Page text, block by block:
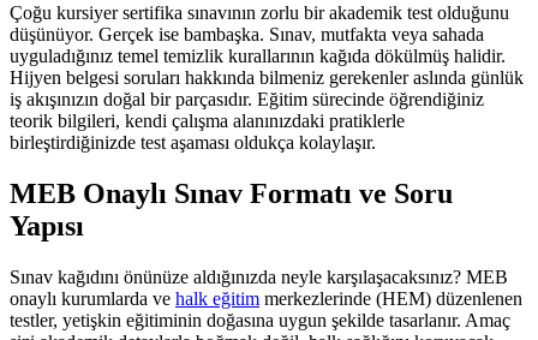
Çoğu kursiyer sertifika sınavının zorlu bir akademik test olduğunu
düşünüyor. Gerçek ise bambaşka. Sınav, mutfakta veya sahada
uyguladığınız temel temizlik kurallarının kağıda dökülmüş halidir.
Hijyen belgesi soruları hakkında bilmeniz gerekenler aslında günlük
iş akışınızın doğal bir parçasıdır. Eğitim sürecinde öğrendiğiniz
teorik bilgileri, kendi çalışma alanınızdaki pratiklerle
birleştirdiğinizde test aşaması oldukça kolaylaşır.
MEB Onaylı Sınav Formatı ve Soru
Yapısı
Sınav kağıdını önünüze aldığınızda neyle karşılaşacaksınız? MEB
onaylı kurumlarda ve halk eğitim merkezlerinde (HEM) düzenlenen
testler, yetişkin eğitiminin doğasına uygun şekilde tasarlanır. Amaç